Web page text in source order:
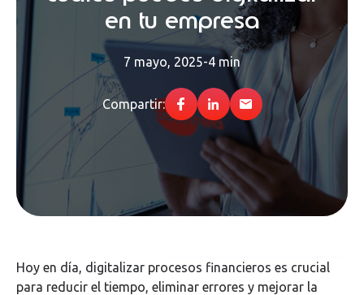
en tu empresa
7 mayo, 2025-4 min
Compartir:
Hoy en día, digitalizar procesos financieros es crucial
para reducir el tiempo, eliminar errores y mejorar la